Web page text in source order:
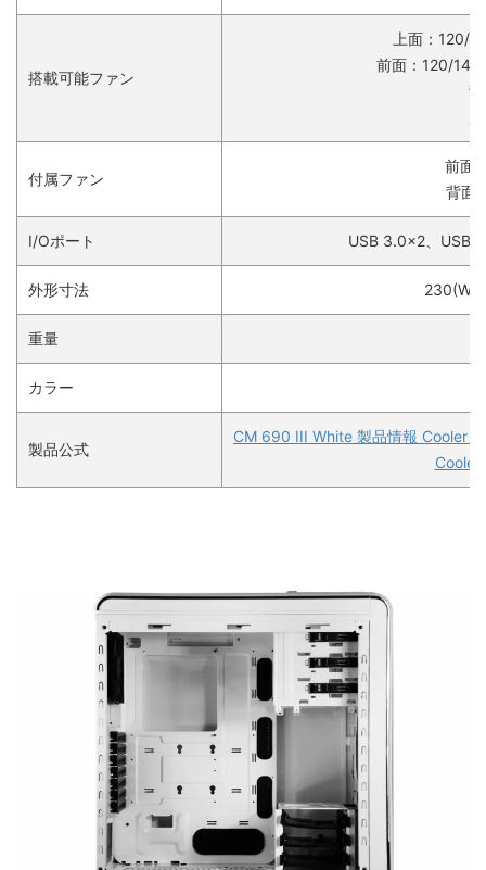
搭載可能ファン
上面：120/
前面：120/
付属ファン
前面
背面
I/Oポート USB 3.0×2、USB
外形寸法
重量
カラー
製品公式
CM 690 III White 製品情報 Cooler